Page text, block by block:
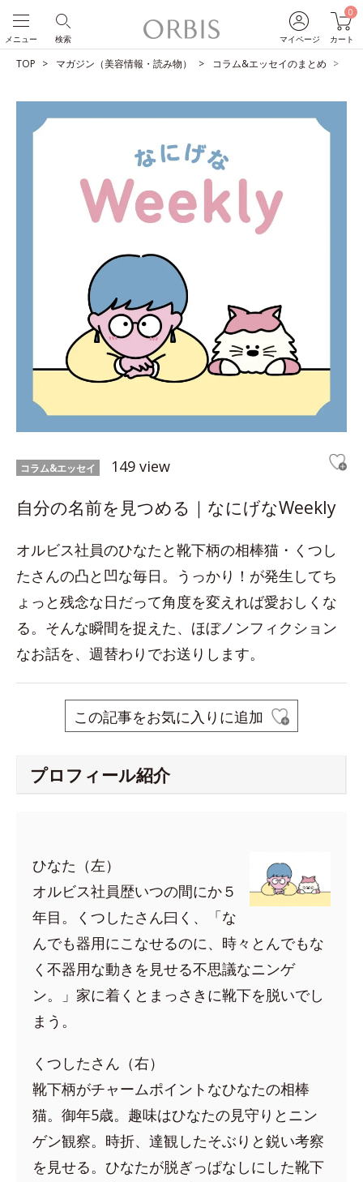
マイページ
0
カート
検索
メニュー
TOP マガジン（美容情報・読み物） コラム&エッセイのまとめ
コラム&エッセイ 149 view
自分の名前を見つめる｜なにげなWeekly
オルビス社員のひなたと靴下柄の相棒猫・くつし
たさんの凸と凹な毎日。うっかり！が発生してち
ょっと残念な日だって角度を変えれば愛おしくな
る。そんな瞬間を捉えた、ほぼノンフィクション
なお話を、週替わりでお送りします。
この記事をお気に入りに追加
プロフィール紹介
ひなた（左）
オルビス社員歴いつの間にか５
年目。くつしたさん曰く、「な
んでも器用にこなせるのに、時々とんでもな
く不器用な動きを見せる不思議なニンゲ
ン。」家に着くとまっさきに靴下を脱いでし
まう。
くつしたさん（右）
靴下柄がチャームポイントなひなたの相棒
猫。御年5歳。趣味はひなたの見守りとニン
ゲン観察。時折、達観したそぶりと鋭い考察
を見せる。ひなたが脱ぎっぱなしにした靴下